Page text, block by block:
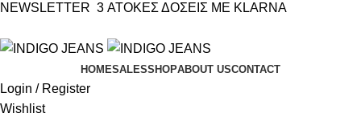
NEWSLETTER 3 ΑΤΟΚΕΣ ΔΟΣΕΙΣ ΜΕ KLARNA
HOMESALESSHOPABOUT USCONTACT
Login / Register
Wishlist